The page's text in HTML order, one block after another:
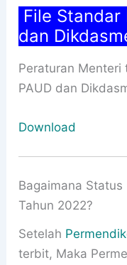
File Standar
dan
Peraturan Menteri
PAUD dan
Download
Bagaimana
Tahun 2022?
Setelah
terbit, Maka